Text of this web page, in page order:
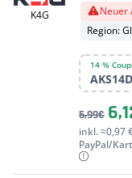
K4G Neuer
Region:
14 %
5,99€
inkl. ≈0,97
PayPal/